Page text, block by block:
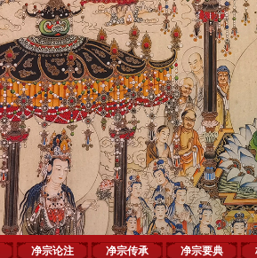
净宗论注 净宗传承 净宗要典